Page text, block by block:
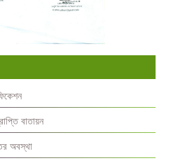
বাতায়ন
অবস্থা